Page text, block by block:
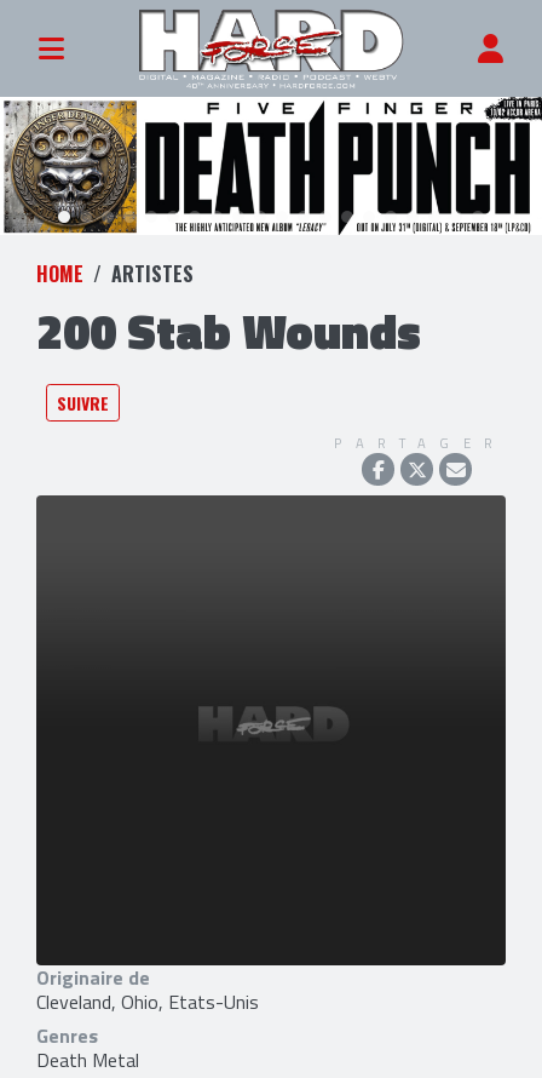
HOME ARTISTES
200 Stab Wounds
SUIVRE
PARTAGER
Originaire de
Cleveland, Ohio, Etats-Unis
Genres
Death Metal